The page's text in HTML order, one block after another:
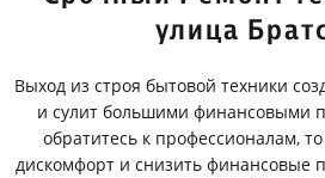
улица
Выход из строя бытовой техники
и сулит большими финансовыми
обратитесь к профессионалам,
дискомфорт и снизить финансовые